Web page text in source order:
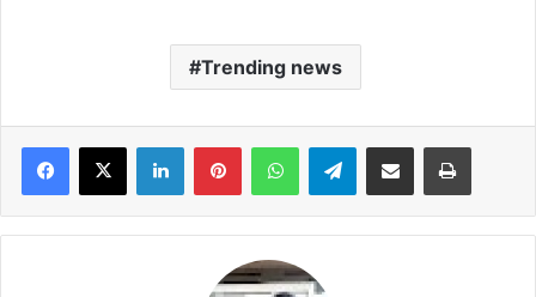
Trending news
Facebook
X LinkedInPinterestWhatsAppTelegramShare via Email Print